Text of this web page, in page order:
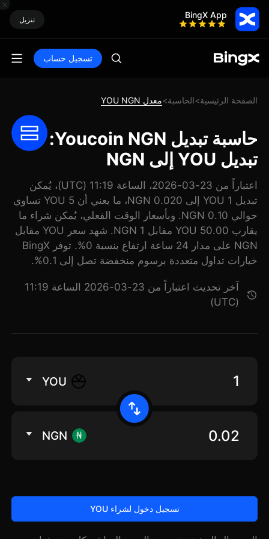
BingX App تنزيل
تسجيل حساب
الصفحة الرئيسية>الحاسبة>معدل YOU NGN
حاسبة تبديل Youcoin NGN:
تبديل YOU إلى NGN
اعتباراً من 23-03-2026، الساعة 11:19 (UTC)، يُمكن
تبديل 1 YOU إلى 0.020 NGN، ما يعني أن 5 YOU تساوي
حوالي 0.10 NGN. وبأسعار الوقت الفعلي، يُمكن شراء ما
يقارب 50.00 YOU مقابل 1 NGN. شهد سعر YOU مقابل
NGN على مدار 24 ساعة ارتفاع بنسبة 0%. توفر BingX
خيارات تداول متعددة برسوم منخفضة تصل إلى 0.1%.
آخر تحديث اعتباراً من 23-03-2026 الساعة 11:19
(UTC)
YOU
NGN
تسجيل دخول لشراء YOU